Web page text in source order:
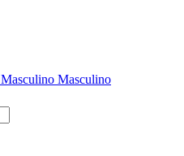
Masculino Masculino